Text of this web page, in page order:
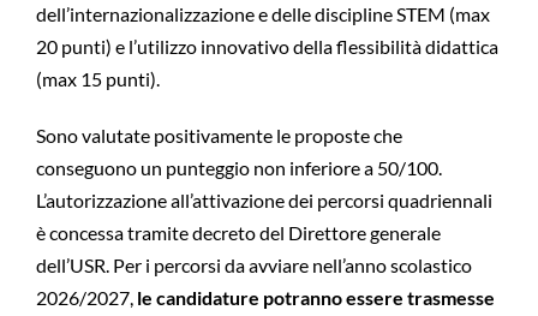
dell’internazionalizzazione e delle discipline STEM (max
20 punti) e l’utilizzo innovativo della flessibilità didattica
(max 15 punti).
Sono valutate positivamente le proposte che
conseguono un punteggio non inferiore a 50/100.
L’autorizzazione all’attivazione dei percorsi quadriennali
è concessa tramite decreto del Direttore generale
dell’USR. Per i percorsi da avviare nell’anno scolastico
2026/2027, le candidature potranno essere trasmesse